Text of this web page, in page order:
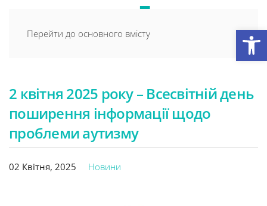
Перейти до основного вмісту
2 квітня 2025 року – Всесвітній день
поширення інформації щодо
проблеми аутизму
02 Квітня, 2025 Новини